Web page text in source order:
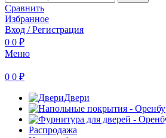
Сравнить
Избранное
Вход / Регистрация
0 0 ₽
Меню
0 0 ₽
Двери
Распродажа